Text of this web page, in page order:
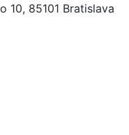
10, 85101 Bratislava